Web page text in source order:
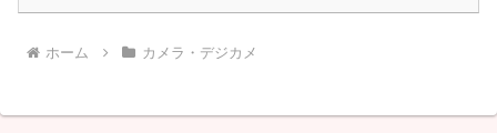
ホーム カメラ・デジカメ